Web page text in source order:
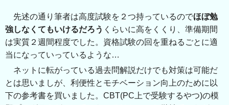
先述の通り筆者は高度試験を２つ持っているのでほぼ勉
強しなくてもいけるだろう くらいに高をくくり、準備期間
は実質２週間程度でした。資格試験の回を重ねるごとに適
当になっていっているような…
ネットに転がっている過去問解説だけでも対策は可能だ
とは思いましが、利便性とモチベーション向上のために以
下の参考書を買いました。CBT(PC上で受験するやつ)の模